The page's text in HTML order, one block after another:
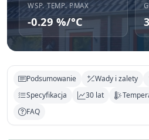
WSP. TEMP. PMAX
-0.29 %/°C
Podsumowanie Wady i zalety
Specyfikacja
30 lat
FAQ